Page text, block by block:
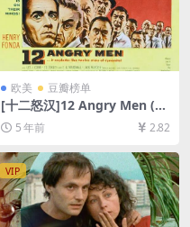
欧美 豆瓣榜单
[十二怒汉]12 Angry Men (19
57)[百度网盘+迅雷云盘资源1
080P超清][MP4/6.1GB][中英
字幕]
5 年前 2.82
VIP